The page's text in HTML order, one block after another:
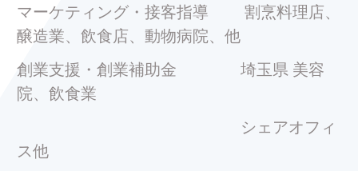
マーケティング・接客指導 割烹料理店、
醸造業、飲食店、動物病院、他
創業支援・創業補助金 埼玉県 美容
院、飲食業
シェアオフィ
ス他